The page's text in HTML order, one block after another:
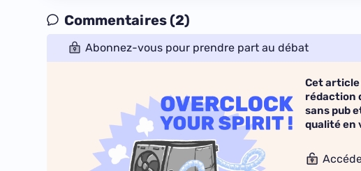
Commentaires (2)
Abonnez-vous pour prendre part au débat
Cet article
rédaction
sans pub
qualité en